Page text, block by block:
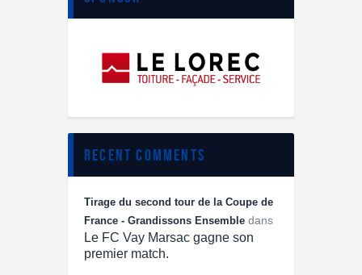
recent comments
Tirage du second tour de la Coupe de
France - Grandissons Ensemble dans
Le FC Vay Marsac gagne son
premier match.